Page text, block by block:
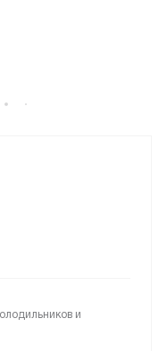
и